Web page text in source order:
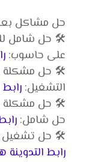
حل مشاكل
على حاسوب:
التشغيل: رابط
حل شامل:
🛠️ حل تشغيل Hot Wheels حل شامل:
رابط التدوينة